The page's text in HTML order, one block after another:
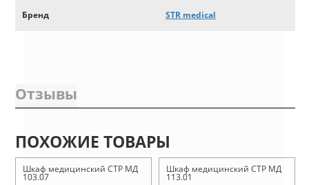
Бренд STR medical
Отзывы
ПОХОЖИЕ ТОВАРЫ
Шкаф медицинский СТР МД
103.07
Шкаф медицинский СТР МД
113.01